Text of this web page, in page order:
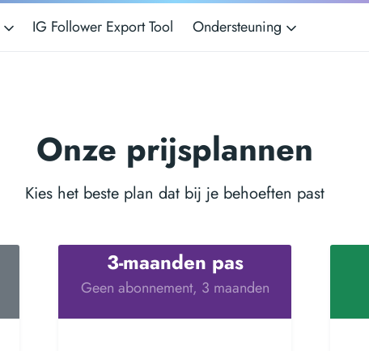
IG Follower Export Tool Ondersteuning
Onze prijsplannen
Kies het beste plan dat bij je behoeften past
3-maanden pas
Geen abonnement, 3 maanden